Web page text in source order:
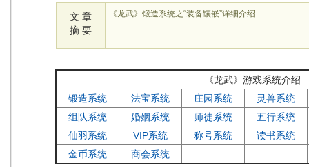
15:30:16
文 章
摘 要
《龙武》锻造系统之“装备镶嵌”详细介绍
《龙武》游戏系统介绍
锻造系统
法宝系统 庄园系统
灵兽系统
组队系统
婚姻系统 师徒系统
五行系统
仙羽系统
VIP系统 称号系统
读书系统
金币系统
商会系统